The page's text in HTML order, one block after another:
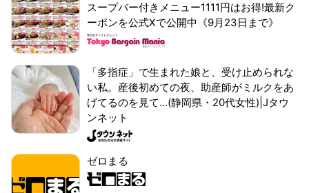
スープバー付きメニュー1111円はお得!最新ク
ーポンを公式Xで公開中《9月23日まで》
「多指症」で生まれた娘と、受け止められな
い私。産後初めての夜、助産師がミルクをあ
げてるのを見て...(静岡県・20代女性)|Jタウ
ンネット
ゼロまる